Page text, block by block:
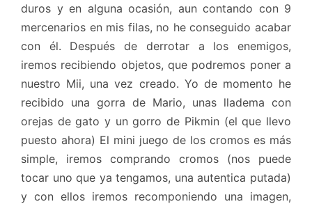
duros y en alguna ocasión, aun contando con 9
mercenarios en mis filas, no he conseguido acabar
con él. Después de derrotar a los enemigos,
iremos recibiendo objetos, que podremos poner a
nuestro Mii, una vez creado. Yo de momento he
recibido una gorra de Mario, unas lladema con
orejas de gato y un gorro de Pikmin (el que llevo
puesto ahora) El mini juego de los cromos es más
simple, iremos comprando cromos (nos puede
tocar uno que ya tengamos, una autentica putada)
y con ellos iremos recomponiendo una imagen,